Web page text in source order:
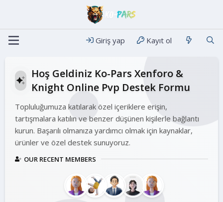
Giriş yap Kayıt ol
Hoş Geldiniz Ko-Pars Xenforo &
Knight Online Pvp Destek Formu
Topluluğumuza katılarak özel içeriklere erişin,
tartışmalara katılın ve benzer düşünen kişilerle bağlantı
kurun. Başarılı olmanıza yardımcı olmak için kaynaklar,
ürünler ve özel destek sunuyoruz.
OUR RECENT MEMBERS